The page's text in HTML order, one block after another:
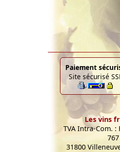
Paiement
Site sécurisé
Les vins
TVA Intra-Com. :
767
31800